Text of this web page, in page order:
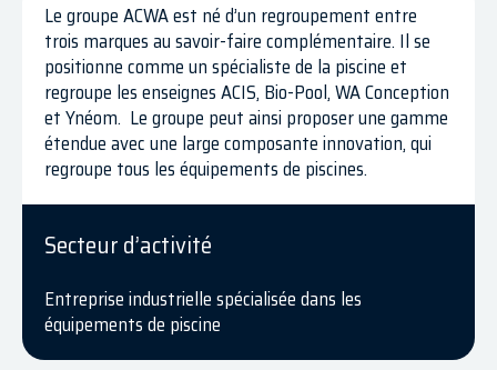
Le groupe ACWA est né d’un regroupement entre
trois marques au savoir-faire complémentaire. Il se
positionne comme un spécialiste de la piscine et
regroupe les enseignes ACIS, Bio-Pool, WA Conception
et Ynéom. Le groupe peut ainsi proposer une gamme
étendue avec une large composante innovation, qui
regroupe tous les équipements de piscines.
Secteur d’activité
Entreprise industrielle spécialisée dans les
équipements de piscine